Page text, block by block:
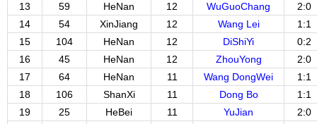
13
59 HeNan 12 WuGuoChang
2:0
14
54 XinJiang 12 Wang Lei
1:1
15
104 HeNan 12 DiShiYi
0:2
16
45 HeNan 12 ZhouYong
2:0
17
64 HeNan 11 Wang DongWei
1:1
18
106 ShanXi 11 Dong Bo
1:1
19
25 HeBei 11 YuJian
2:0